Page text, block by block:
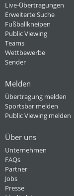
Live-Übertragungen
Erweiterte Suche
Fußballkneipen
Public Viewing
Teams
Wettbewerbe
Sender
Melden
Übertragung melden
Sportsbar melden
Public Viewing melden
Über uns
Unternehmen
FAQs
Partner
Jobs
Presse